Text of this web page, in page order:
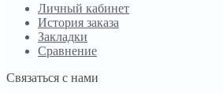
Личный кабинет
История заказа
Закладки
Сравнение
Связаться с нами